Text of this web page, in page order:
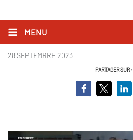
MENU
Carole Delga_BCVO
28 SEPTEMBRE 2023
PARTAGER SUR :